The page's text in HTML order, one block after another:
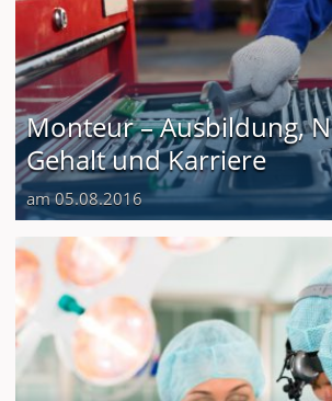
Monteur – Ausbildung,
Gehalt und Karriere
am 05.08.2016